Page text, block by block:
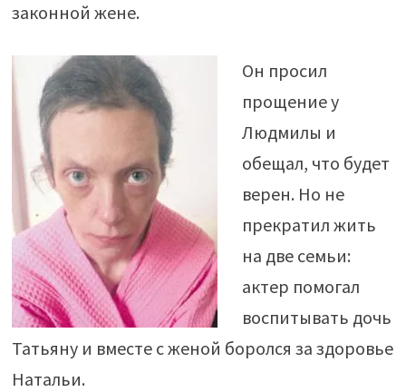
законной жене.
Он просил
прощение у
Людмилы и
обещал, что будет
верен. Но не
прекратил жить
на две семьи:
актер помогал
воспитывать дочь
Татьяну и вместе с женой боролся за здоровье
Натальи.